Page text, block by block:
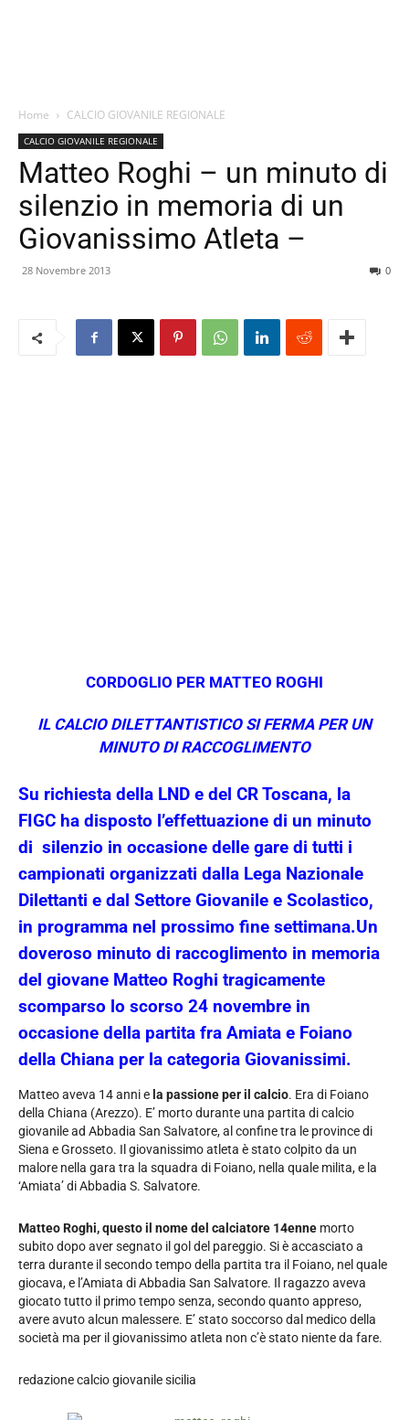
Home CALCIO GIOVANILE REGIONALE
CALCIO GIOVANILE REGIONALE
Matteo Roghi – un minuto di
silenzio in memoria di un
Giovanissimo Atleta –
28 Novembre 2013 0
CORDOGLIO PER MATTEO ROGHI
IL CALCIO DILETTANTISTICO SI FERMA PER UN
MINUTO DI RACCOGLIMENTO
Su richiesta della LND e del CR Toscana, la
FIGC ha disposto l’effettuazione di un minuto
di silenzio in occasione delle gare di tutti i
campionati organizzati dalla Lega Nazionale
Dilettanti e dal Settore Giovanile e Scolastico,
in programma nel prossimo fine settimana.Un
doveroso minuto di raccoglimento in memoria
del giovane Matteo Roghi tragicamente
scomparso lo scorso 24 novembre in
occasione della partita fra Amiata e Foiano
della Chiana per la categoria Giovanissimi.
Matteo aveva 14 anni e la passione per il calcio. Era di Foiano
della Chiana (Arezzo). E’ morto durante una partita di calcio
giovanile ad Abbadia San Salvatore, al confine tra le province di
Siena e Grosseto. Il giovanissimo atleta è stato colpito da un
malore nella gara tra la squadra di Foiano, nella quale milita, e la
‘Amiata’ di Abbadia S. Salvatore.
Matteo Roghi, questo il nome del calciatore 14enne morto
subito dopo aver segnato il gol del pareggio. Si è accasciato a
terra durante il secondo tempo della partita tra il Foiano, nel quale
giocava, e l’Amiata di Abbadia San Salvatore. Il ragazzo aveva
giocato tutto il primo tempo senza, secondo quanto appreso,
avere avuto alcun malessere. E’ stato soccorso dal medico della
società ma per il giovanissimo atleta non c’è stato niente da fare.
redazione calcio giovanile sicilia